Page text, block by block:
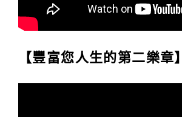
【豐富您人生的第二樂章】